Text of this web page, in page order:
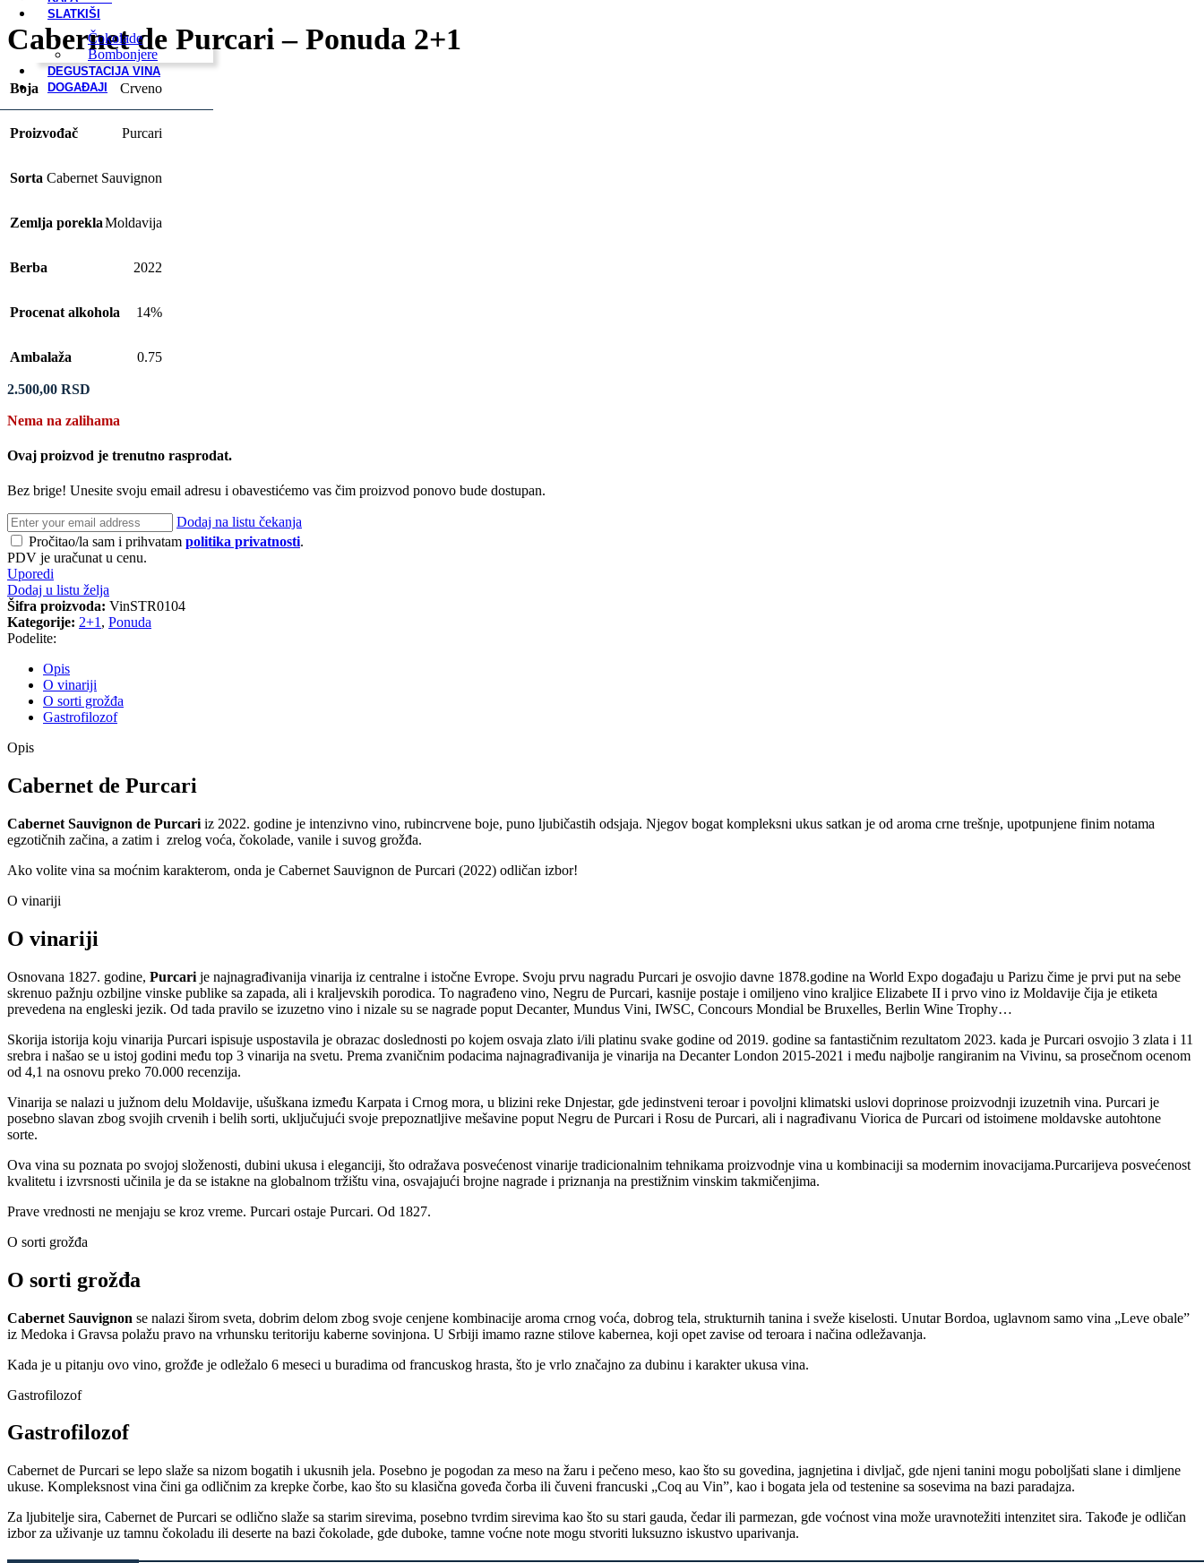
SLATKIŠI
Čokolade
Bombonjere
DEGUSTACIJA VINA
DOGAĐAJI
Cabernet de Purcari – Ponuda 2+1
Boja Crveno
Proizvođač Purcari
Sorta Cabernet Sauvignon
Zemlja poreklaMoldavija
Berba 2022
Procenat alkohola 14%
Ambalaža 0.75
2.500,00 RSD
Nema na zalihama
Ovaj proizvod je trenutno rasprodat.
Bez brige! Unesite svoju email adresu i obavestićemo vas čim proizvod ponovo bude dostupan.
Dodaj na listu čekanja
Pročitao/la sam i prihvatam politika privatnosti.
PDV je uračunat u cenu.
Uporedi
Dodaj u listu želja
Šifra proizvoda: VinSTR0104
Kategorije: 2+1 , Ponuda
Podelite:
Opis
O vinariji
O sorti grožđa
Gastrofilozof
Opis
Cabernet de Purcari
Cabernet Sauvignon de Purcari iz 2022. godine je intenzivno vino, rubincrvene boje, puno ljubičastih odsjaja. Njegov bogat kompleksni ukus satkan je od aroma crne trešnje, upotpunjene finim notama
egzotičnih začina, a zatim i zrelog voća, čokolade, vanile i suvog grožđa.
Ako volite vina sa moćnim karakterom, onda je Cabernet Sauvignon de Purcari (2022) odličan izbor!
O vinariji
O vinariji
Osnovana 1827. godine, Purcari je najnagrađivanija vinarija iz centralne i istočne Evrope. Svoju prvu nagradu Purcari je osvojio davne 1878.godine na World Expo događaju u Parizu čime je prvi put na sebe
skrenuo pažnju ozbiljne vinske publike sa zapada, ali i kraljevskih porodica. To nagrađeno vino, Negru de Purcari, kasnije postaje i omiljeno vino kraljice Elizabete II i prvo vino iz Moldavije čija je etiketa
prevedena na engleski jezik. Od tada pravilo se izuzetno vino i nizale su se nagrade poput Decanter, Mundus Vini, IWSC, Concours Mondial be Bruxelles, Berlin Wine Trophy…
Skorija istorija koju vinarija Purcari ispisuje uspostavila je obrazac doslednosti po kojem osvaja zlato i/ili platinu svake godine od 2019. godine sa fantastičnim rezultatom 2023. kada je Purcari osvojio 3 zlata i 11
srebra i našao se u istoj godini među top 3 vinarija na svetu. Prema zvaničnim podacima najnagrađivanija je vinarija na Decanter London 2015-2021 i među najbolje rangiranim na Vivinu, sa prosečnom ocenom
od 4,1 na osnovu preko 70.000 recenzija.
Vinarija se nalazi u južnom delu Moldavije, ušuškana između Karpata i Crnog mora, u blizini reke Dnjestar, gde jedinstveni teroar ​​i povoljni klimatski uslovi doprinose proizvodnji izuzetnih vina. Purcari je
posebno slavan zbog svojih crvenih i belih sorti, uključujući svoje prepoznatljive mešavine poput Negru de Purcari i Rosu de Purcari, ali i nagrađivanu Viorica de Purcari od istoimene moldavske autohtone
sorte.
Ova vina su poznata po svojoj složenosti, dubini ukusa i eleganciji, što odražava posvećenost vinarije tradicionalnim tehnikama proizvodnje vina u kombinaciji sa modernim inovacijama.Purcarijeva posvećenost
kvalitetu i izvrsnosti učinila je da se istakne na globalnom tržištu vina, osvajajući brojne nagrade i priznanja na prestižnim vinskim takmičenjima.
Prave vrednosti ne menjaju se kroz vreme. Purcari ostaje Purcari. Od 1827.
O sorti grožđa
O sorti grožđa
Cabernet Sauvignon se nalazi širom sveta, dobrim delom zbog svoje cenjene kombinacije aroma crnog voća, dobrog tela, strukturnih tanina i sveže kiselosti. Unutar Bordoa, uglavnom samo vina „Leve obale”
iz Medoka i Gravsa polažu pravo na vrhunsku teritoriju kaberne sovinjona. U Srbiji imamo razne stilove kabernea, koji opet zavise od teroara i načina odležavanja.
Kada je u pitanju ovo vino, grožđe je odležalo 6 meseci u buradima od francuskog hrasta, što je vrlo značajno za dubinu i karakter ukusa vina.
Gastrofilozof
Gastrofilozof
Cabernet de Purcari se lepo slaže sa nizom bogatih i ukusnih jela. Posebno je pogodan za meso na žaru i pečeno meso, kao što su govedina, jagnjetina i divljač, gde njeni tanini mogu poboljšati slane i dimljene
ukuse. Kompleksnost vina čini ga odličnim za krepke čorbe, kao što su klasična goveđa čorba ili čuveni francuski „Coq au Vin”, kao i bogata jela od testenine sa sosevima na bazi paradajza.
Za ljubitelje sira, Cabernet de Purcari se odlično slaže sa starim sirevima, posebno tvrdim sirevima kao što su stari gauda, čedar ili parmezan, gde voćnost vina može uravnotežiti intenzitet sira. Takođe je odličan
izbor za uživanje uz tamnu čokoladu ili deserte na bazi čokolade, gde duboke, tamne voćne note mogu stvoriti luksuzno iskustvo uparivanja.